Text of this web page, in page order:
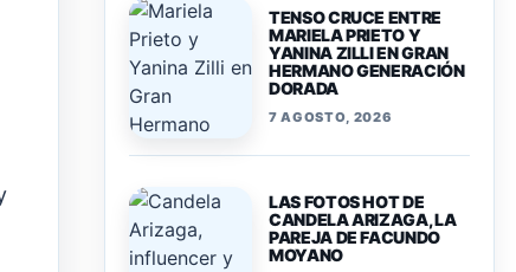
TENSO CRUCE ENTRE
MARIELA PRIETO Y
YANINA ZILLI EN GRAN
HERMANO GENERACIÓN
DORADA
7 AGOSTO, 2026
LAS FOTOS HOT DE
CANDELA ARIZAGA, LA
PAREJA DE FACUNDO
MOYANO